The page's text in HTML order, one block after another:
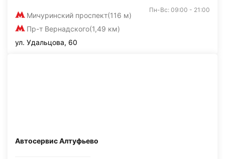
Мичуринский проспект(116 м)
Пр-т Вернадского(1,49 км)
Пн-Вс: 09:00 - 21:00
ул. Удальцова, 60
Автосервис Алтуфьево